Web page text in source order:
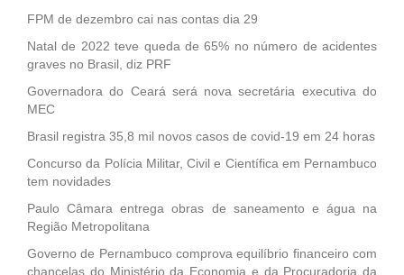
FPM de dezembro cai nas contas dia 29
Natal de 2022 teve queda de 65% no número de acidentes
graves no Brasil, diz PRF
Governadora do Ceará será nova secretária executiva do
MEC
Brasil registra 35,8 mil novos casos de covid-19 em 24 horas
Concurso da Polícia Militar, Civil e Científica em Pernambuco
tem novidades
Paulo Câmara entrega obras de saneamento e água na
Região Metropolitana
Governo de Pernambuco comprova equilíbrio financeiro com
chancelas do Ministério da Economia e da Procuradoria da